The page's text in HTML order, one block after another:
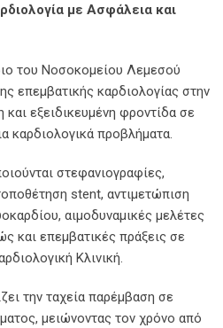
με Ασφάλεια και
του Νοσοκομείου Λεμεσού
επεμβατικής καρδιολογίας στην
εξειδικευμένη φροντίδα σε
καρδιολογικά προβλήματα.
στεφανιογραφίες,
stent, αντιμετώπιση
αιμοδυναμικές μελέτες
και επεμβατικές πράξεις σε
Κλινική.
την ταχεία παρέμβαση σε
μειώνοντας τον χρόνο από